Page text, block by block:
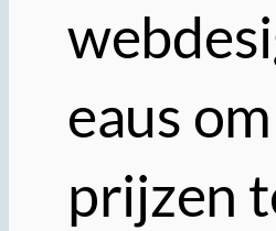
eaus om
prijzen